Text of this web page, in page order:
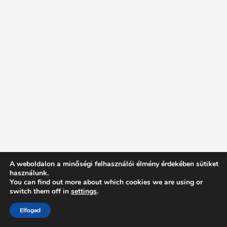
Intentionally Blank - Proudly powered by WordPress
A weboldalon a minőségi felhasználói élmény érdekében sütiket
használunk.
You can find out more about which cookies we are using or
switch them off in settings.
Elfogad